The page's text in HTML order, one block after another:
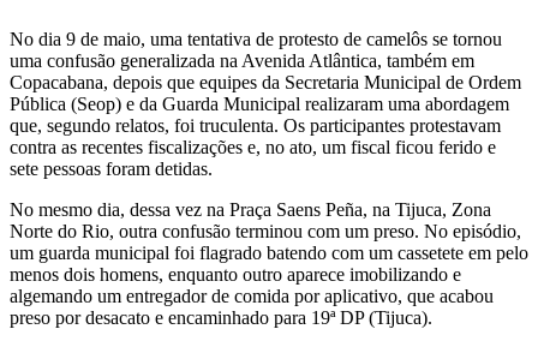
No dia 9 de maio, uma tentativa de protesto de camelôs se tornou
uma confusão generalizada na Avenida Atlântica, também em
Copacabana, depois que equipes da Secretaria Municipal de Ordem
Pública (Seop) e da Guarda Municipal realizaram uma abordagem
que, segundo relatos, foi truculenta. Os participantes protestavam
contra as recentes fiscalizações e, no ato, um fiscal ficou ferido e
sete pessoas foram detidas.
No mesmo dia, dessa vez na Praça Saens Peña, na Tijuca, Zona
Norte do Rio, outra confusão terminou com um preso. No episódio,
um guarda municipal foi flagrado batendo com um cassetete em pelo
menos dois homens, enquanto outro aparece imobilizando e
algemando um entregador de comida por aplicativo, que acabou
preso por desacato e encaminhado para 19ª DP (Tijuca).